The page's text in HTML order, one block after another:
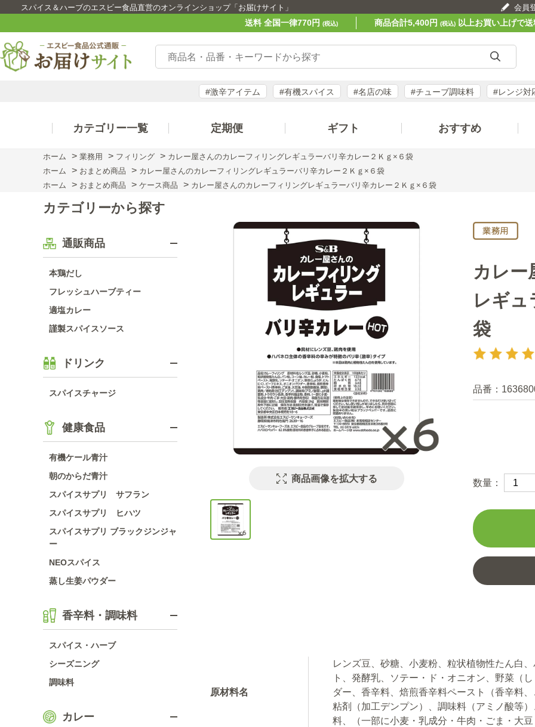
スパイス＆ハーブのエスビー食品直営のオンラインショップ「お届けサイト」 会員
送料 全国一律770円 (税込) 商品合計5,400円 (税込)以上お買い上げで送
#激辛アイテム #有機スパイス #名店の味 #チューブ調味料 #レンジ対
カテゴリー一覧 定期便 ギフト おすすめ
ホーム > 業務用 > フィリング > カレー屋さんのカレーフィリングレギュラーバリ辛カレー２Ｋｇ×６袋
ホーム
> おまとめ商品 > カレー屋さんのカレーフィリングレギュラーバリ辛カレー２Ｋｇ×６袋
ホーム
> おまとめ商品 > ケース商品 > カレー屋さんのカレーフィリングレギュラーバリ辛カレー２Ｋｇ×６袋
カテゴリーから探す
通販商品
本鶏だし
フレッシュハーブティー
適塩カレー
謹製スパイスソース
ドリンク
スパイスチャージ
健康食品
有機ケール青汁
朝のからだ青汁
スパイスサプリ サフラン
スパイスサプリ ヒハツ
スパイスサプリ ブラックジンジャ
ー
NEOスパイス
蒸し生姜パウダー
香辛料・調味料
スパイス・ハーブ
シーズニング
調味料
カレー
商品画像を拡大する
カレー
レギュ
袋
品番：
数量：
原材料名
レンズ豆、砂糖、小麦粉、粒状植物性たん白
ト、発酵乳、ソテー・ド・オニオン、野菜（
ダー、香辛料、焙煎香辛料ペースト（香辛料
粘剤（加工デンプン）、調味料（アミノ酸等
料、（一部に小麦・乳成分・牛肉・ごま・大豆